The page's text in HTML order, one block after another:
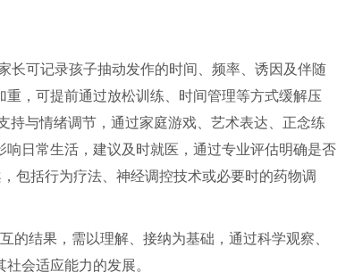
长可记录孩子抽动发作的时间、频率、诱因及伴随
，可提前通过放松训练、时间管理等方式缓解压
持与情绪调节，通过家庭游戏、艺术表达、正念练
日常生活，建议及时就医，通过专业评估明确是否
包括行为疗法、神经调控技术或必要时的药物调
的结果，需以理解、接纳为基础，通过科学观察、
会适应能力的发展。